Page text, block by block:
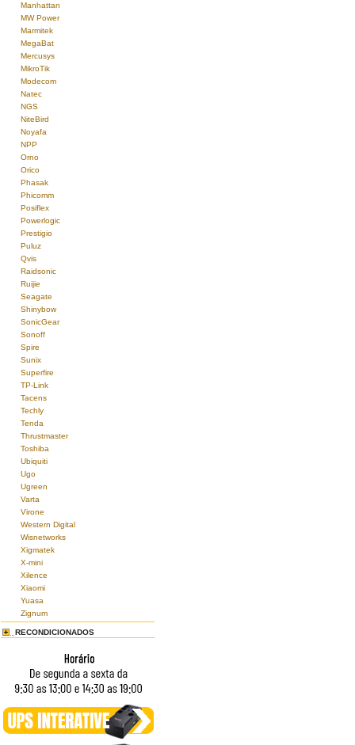
Manhattan
MW Power
Marmitek
MegaBat
Mercusys
MikroTik
Modecom
Natec
NGS
NiteBird
Noyafa
NPP
Orno
Orico
Phasak
Phicomm
Posiflex
Powerlogic
Prestigio
Puluz
Qvis
Raidsonic
Ruijie
Seagate
Shinybow
SonicGear
Sonoff
Spire
Sunix
Superfire
TP-Link
Tacens
Techly
Tenda
Thrustmaster
Toshiba
Ubiquiti
Ugo
Ugreen
Varta
Virone
Western Digital
Wisnetworks
Xigmatek
X-mini
Xilence
Xiaomi
Yuasa
Zignum
RECONDICIONADOS